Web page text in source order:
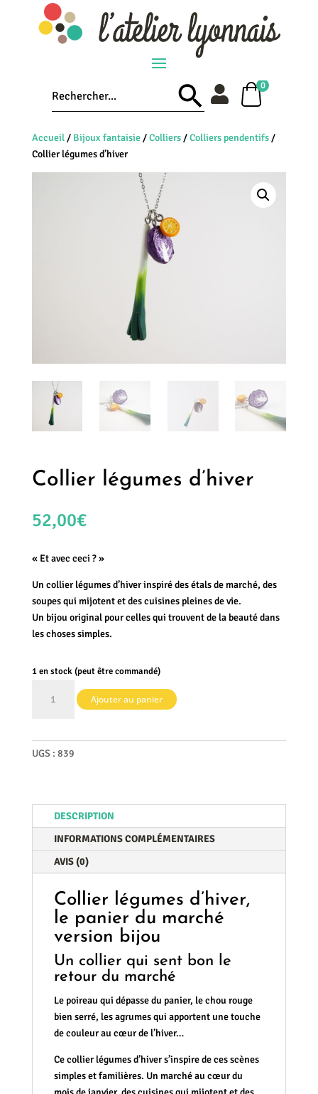
0
Accueil/ Bijoux fantaisie/Colliers/Colliers pendentifs/
Collier légumes d’hiver
Collier légumes d’hiver
52,00€
« Et avec ceci ? »
Un collier légumes d’hiver inspiré des étals de marché, des
soupes qui mijotent et des cuisines pleines de vie.
Un bijou original pour celles qui trouvent de la beauté dans
les choses simples.
1 en stock (peut être commandé)
d'hiver
Ajouter au panier
UGS : 839
DESCRIPTION
INFORMATIONS COMPLÉMENTAIRES
AVIS (0)
Collier légumes d’hiver,
le panier du marché
version bijou
Un collier qui sent bon le
retour du marché
Le poireau qui dépasse du panier, le chou rouge
bien serré, les agrumes qui apportent une touche
de couleur au cœur de l’hiver…
Ce collier légumes d’hiver s’inspire de ces scènes
simples et familières. Un marché au cœur du